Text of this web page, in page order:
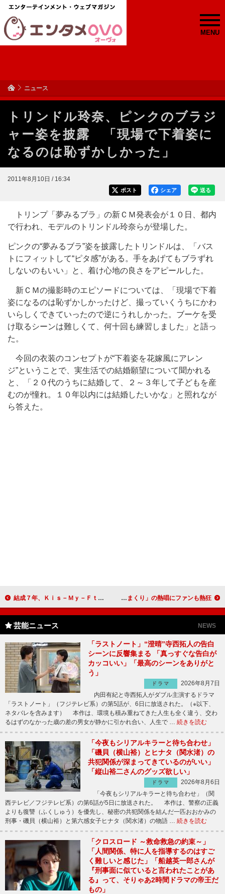
MENU
ニュース
トリンドル玲奈、ピンクのブラジ
ャー姿を披露 「現場で下着姿に
なるのは恥ずかしかった」
2011年8月10日 / 16:34
送る
シェア
ポスト
トリンプ「夢みるブラ」の新ＣＭ発表会が１０日、都内
で行われ、モデルのトリンドル玲奈らが登場した。
ピンクの“夢みるブラ”姿を披露したトリンドルは、「バス
トにフィットして“ピタ感”がある。手をあげてもブラずれ
しないのもいい」と、着け心地の良さをアピールした。
新ＣＭの撮影時のエピソードについては、「現場で下着
姿になるのは恥ずかしかったけど、撮っていくうちにかわ
いらしくできていったので逆にうれしかった。ブーケを受
け取るシーンは難しくて、何十回も練習しました」と語っ
た。
今回の衣装のコンセプトが“下着姿を花嫁風にアレン
ジ”ということで、実生活での結婚願望について聞かれる
と、「２０代のうちに結婚して、２～３年して子どもを産
むのが憧れ。１０年以内には結婚したいかな」と照れなが
ら答えた。
結成７年、Ｋｉｓ－Ｍｙ－Ｆｔ２がついにＣＤデビュー 北山宏光「キスマイで時代をつくる。一世風靡したい！」 ＳＣＡＮＤＡＬが歌舞伎町でゲリラライブ敢行！ 「テンション上がりまくり」の熱唱にファンも熱狂
芸能ニュース NEWS
「ラストノート」“澄晴”寺西拓人の告白
シーンに反響集まる 「真っすぐな告白が
カッコいい」「最高のシーンをありがと
う」
ドラマ
2026年8月7日
内田有紀と寺西拓人がダブル主演するドラマ
「ラストノート」（フジテレビ系）の第5話が、6日に放送された。（※以下、
ネタバレを含みます） 本作は、環境も積み重ねてきた人生も全く違う、交わ
るはずのなかった歳の差の男女が静かに引かれ合い、人生で … 続きを読む
「今夜もシリアルキラーと待ち合わせ」
「磯貝（横山裕）とヒナタ（関水渚）の
共犯関係が深まってきているのがいい」
「縦山裕二さんのグッズ欲しい」
ドラマ
2026年8月6日
「今夜もシリアルキラーと待ち合わせ」（関
西テレビ／フジテレビ系）の第6話が5日に放送された。 本作は、警察の正義
よりも復讐（ふくしゅう）を優先し、秘密の共犯関係を結んだ一匹おおかみの
刑事・磯貝（横山裕）と第六感女子ヒナタ（関水渚）の物語 … 続きを読む
「クロスロード ～救命救急の約束～」
「人間関係、特に人を指導するのはすご
く難しいと感じた」「船越英一郎さんが
『刑事面に似ていると言われたことがあ
る』って、そりゃあ2時間ドラマの帝王だ
もの」